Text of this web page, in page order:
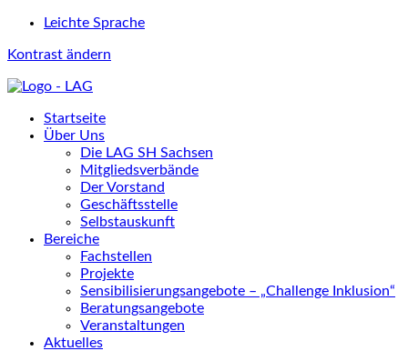
Leichte Sprache
Kontrast ändern
Startseite
Über Uns
Die LAG SH Sachsen
Mitgliedsverbände
Der Vorstand
Geschäftsstelle
Selbstauskunft
Bereiche
Fachstellen
Projekte
Sensibilisierungsangebote – „Challenge Inklusion“
Beratungsangebote
Veranstaltungen
Aktuelles